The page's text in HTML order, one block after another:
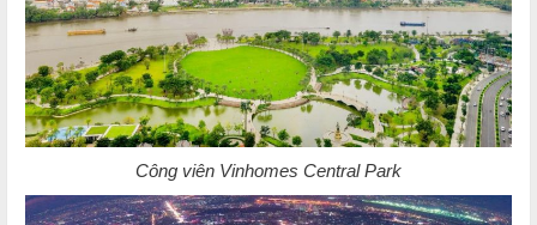
Công viên Vinhomes Central Park